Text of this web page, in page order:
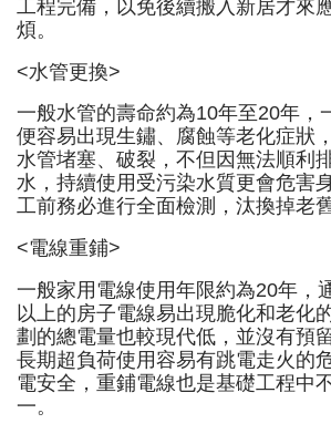
工程完備，以免後續搬入新居才來
煩。
<水管更換>
一般水管的壽命約為10年至20年，
便容易出現生鏽、腐蝕等老化症狀
水管堵塞、破裂，不但因無法順利
水，持續使用受污染水質更會危害
工前務必進行全面檢測，汰換掉老
<電線重鋪>
一般家用電線使用年限約為20年，
以上的房子電線易出現脆化和老化
劃的總電量也較現代低，並沒有預
長期超負荷使用容易有跳電走火的
電安全，重鋪電線也是基礎工程中
一。